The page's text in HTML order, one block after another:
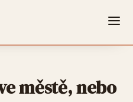
městě, nebo